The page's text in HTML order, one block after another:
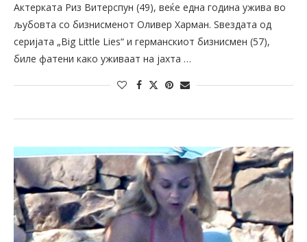
Актерката Риз Витерспун (49), веќе една година ужива во
љубовта со бизнисменот Оливер Харман. Ѕвездата од
серијата „Big Little Lies“ и германскиот бизнисмен (57),
биле фатени како уживаат на јахта …